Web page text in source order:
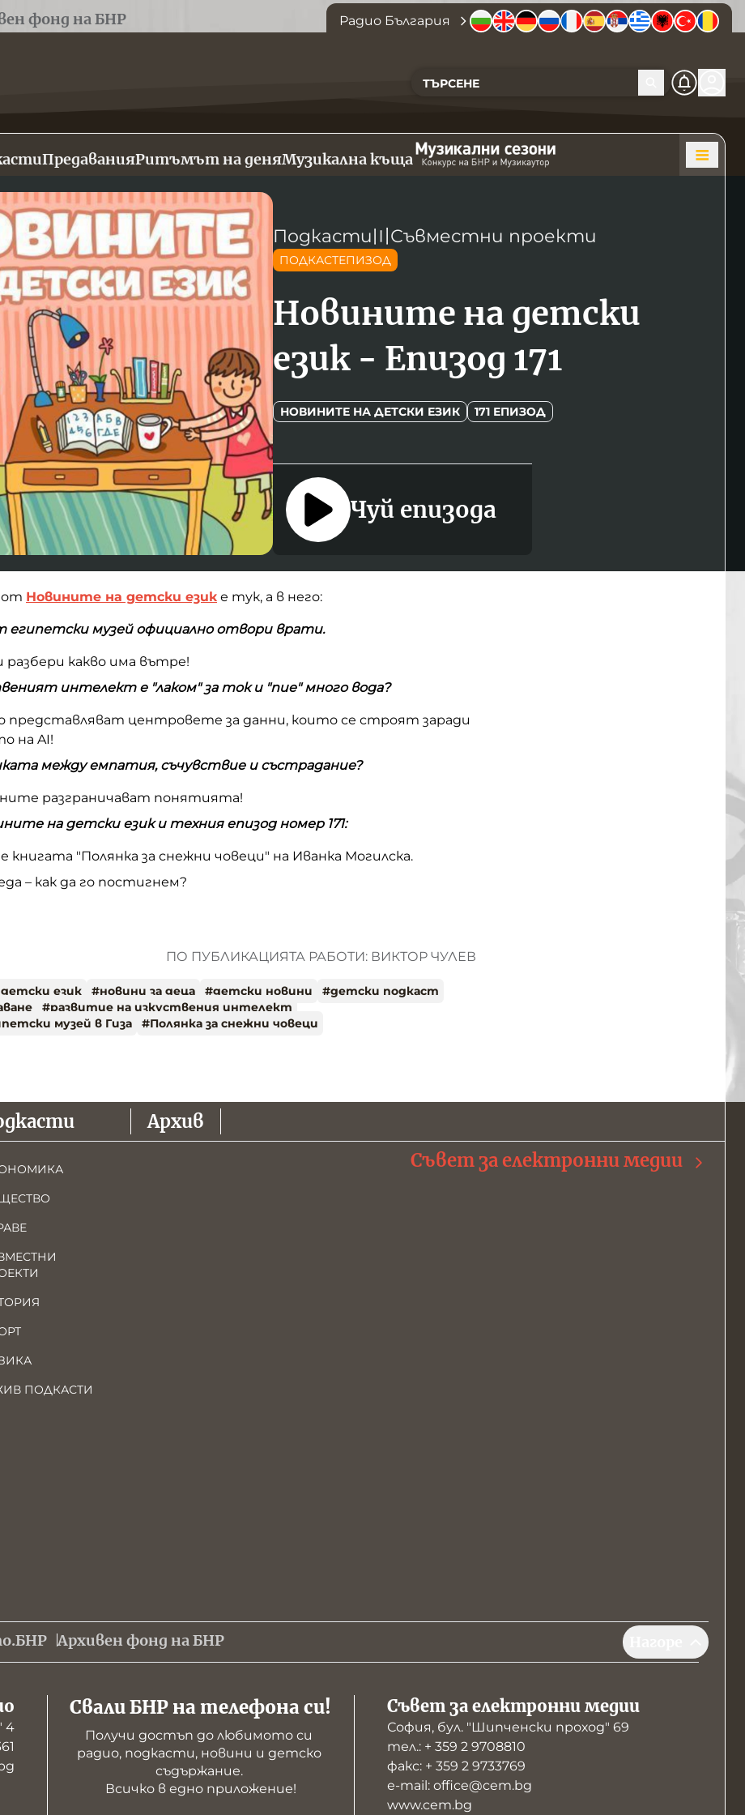
фонд на БНР Радио България
ПредаванияРитъмът на деняМузикална къща
Подкасти〣 Съвместни проекти
ПОДКАСТЕПИЗОД
Новините на детски
език - Епизод 171
НОВИНИТЕ НА ДЕТСКИ ЕЗИК 171 ЕПИЗОД
Чуй епизода
от Новините на детски език е тук, а в него:
египетски музей официално отвори врати.
разбери какво има вътре!
интелект е "лаком" за ток и "пие" много вода?
представляват центровете за данни, които се строят заради
на AI!
между емпатия, съчувствие и състрадание?
разграничават понятията!
на детски език и техния епизод номер 171:
книгата "Полянка за снежни човеци" на Иванка Могилска.
– как да го постигнем?
ПО ПУБЛИКАЦИЯТА РАБОТИ: ВИКТОР ЧУЛЕВ
език #новини за деца #детски новини #детски подкаст
#развитие на изкуствения интелект
музей в Гиза #Полянка за снежни човеци
ПОДКАСТИ
Архив
Съвет за електронни медии
Архивен фонд на БНР
4
Свали БНР на телефона си!
Получи достъп до любимото си
радио, подкасти, новини и детско
съдържание.
Всичко в едно приложение!
Съвет за електронни медии
София, бул. "Шипченски проход" 69
тел.: + 359 2 9708810
факс: + 359 2 9733769
е-mail: office@cem.bg
www.cem.bg